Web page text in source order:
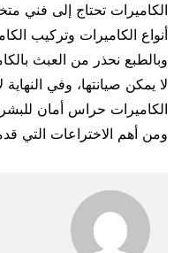
الكاميرات تحتاج إلى فني
أنواع الكاميرات وتركيب
وبالطبع نحذر من العبث
لا يمكن صيانتها، وفي
الكاميرات حراس أمان
ومن أهم الاختراعات التي